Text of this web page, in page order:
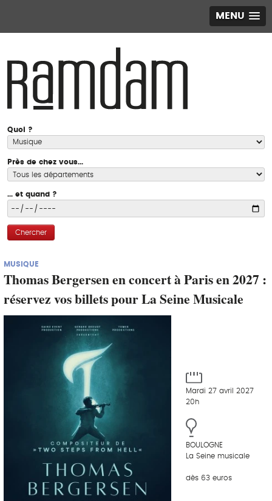
MENU
Quoi ?
Près de chez vous...
... et quand ?
Chercher
MUSIQUE
Thomas Bergersen en concert à Paris en 2027 :
réservez vos billets pour La Seine Musicale
Mardi 27 avril 2027
20h
BOULOGNE
La Seine musicale
dès 63 euros